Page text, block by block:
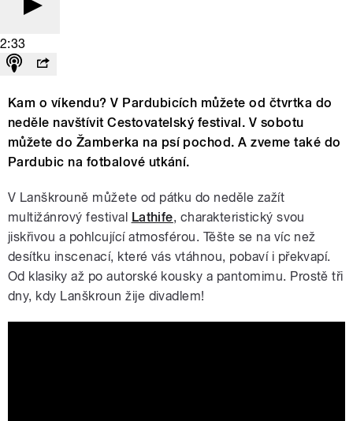
2:33
Kam o víkendu? V Pardubicích můžete od čtvrtka do
neděle navštívit Cestovatelský festival. V sobotu
můžete do Žamberka na psí pochod. A zveme také do
Pardubic na fotbalové utkání.
V Lanškrouně můžete od pátku do neděle zažít
multižánrový festival Lathife, charakteristický svou
jiskřivou a pohlcující atmosférou. Těšte se na víc než
desítku inscenací, které vás vtáhnou, pobaví i překvapí.
Od klasiky až po autorské kousky a pantomimu. Prostě tři
dny, kdy Lanškroun žije divadlem!